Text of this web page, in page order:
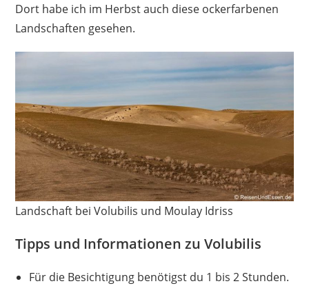
Dort habe ich im Herbst auch diese ockerfarbenen
Landschaften gesehen.
Landschaft bei Volubilis und Moulay Idriss
Tipps und Informationen zu Volubilis
Für die Besichtigung benötigst du 1 bis 2 Stunden.